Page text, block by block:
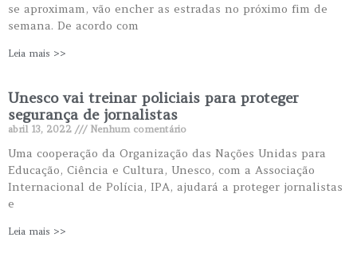
se aproximam, vão encher as estradas no próximo fim de
semana. De acordo com
Leia mais >>
Unesco vai treinar policiais para proteger
segurança de jornalistas
abril 13, 2022 Nenhum comentário
Uma cooperação da Organização das Nações Unidas para
Educação, Ciência e Cultura, Unesco, com a Associação
Internacional de Polícia, IPA, ajudará a proteger jornalistas
e
Leia mais >>